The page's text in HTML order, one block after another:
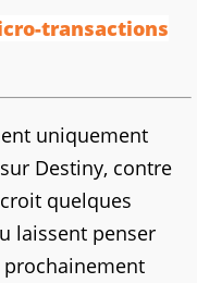
transactions
uniquement
Destiny, contre
quelques
laissent penser